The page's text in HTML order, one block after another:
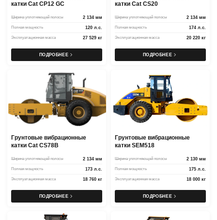
катки Cat CP12 GC
Ширина уплотняющей полосы 2 134 мм
Полная мощность 120 л.с.
Эксплуатационная масса 27 529 кг
ПОДРОБНЕЕ
катки Cat CS20
Ширина уплотняющей полосы 2 134 мм
Полная мощность 174 л.с.
Эксплуатационная масса 20 220 кг
ПОДРОБНЕЕ
Грунтовые вибрационные
катки Cat CS78B
Ширина уплотняющей полосы 2 134 мм
Полная мощность 173 л.с.
Эксплуатационная масса 18 760 кг
ПОДРОБНЕЕ
Грунтовые вибрационные
катки SEM518
Ширина уплотняющей полосы 2 130 мм
Полная мощность 175 л.с.
Эксплуатационная масса 18 000 кг
ПОДРОБНЕЕ